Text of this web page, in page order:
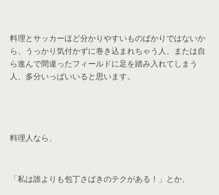
料理とサッカーほど分かりやすいものばかりではないか
ら、うっかり気付かずに巻き込まれちゃう人、または自
ら進んで間違ったフィールドに足を踏み入れてしまう
人、多分いっぱいいると思います。
料理人なら、
「私は誰よりも包丁さばきのテクがある！」とか、